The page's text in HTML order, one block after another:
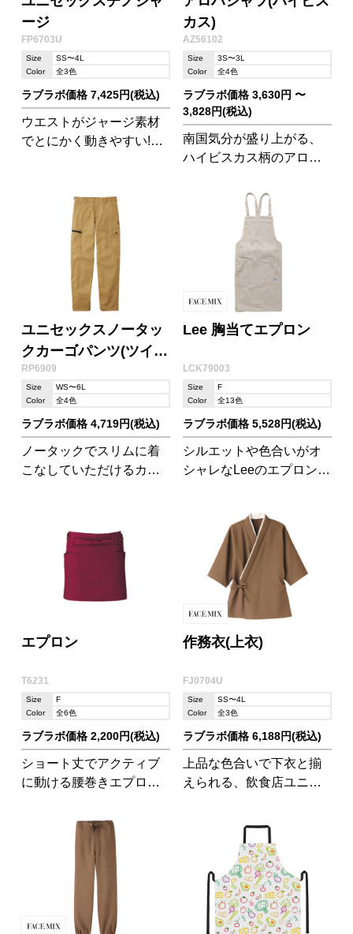
ージ
FP6703U
Size
SS〜4L
Color
全3色
ラブラボ価格 7,425円(税込)
ウエストがジャージ素材
でとにかく動きやすい!チ
カス)
AZ56102
Size
3S〜3L
Color
全4色
ラブラボ価格 3,630円 〜
3,828円(税込)
南国気分が盛り上がる、
ハイビスカス柄のアロハ
ォームや団体旅行での目
印にも◎。
ユニセックスノータッ
クカーゴパンツ(ツイ
ル)
RP6909
Size
WS〜6L
Color
全4色
ラブラボ価格 4,719円(税込)
ノータックでスリムに着
こなしていただけるカー
Lee 胸当てエプロン
LCK79003
Size
F
Color
全13色
ラブラボ価格 5,528円(税込)
シルエットや色合いがオ
シャレなLeeのエプロン!
ンドのアイテムです。
エプロン
T6231
Size
F
Color
全6色
ラブラボ価格 2,200円(税込)
ショート丈でアクティブ
に動ける腰巻きエプロ
つきで、長く便利にお使
いいただけるアイテムで
作務衣(上衣)
FJ0704U
Size
SS〜4L
Color
全3色
ラブラボ価格 6,188円(税込)
上品な色合いで下衣と揃
えられる、飲食店ユニフ
ットつきです。